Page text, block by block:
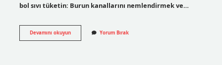
bol sıvı tüketin: Burun kanallarını nemlendirmek ve…
Devamını okuyunHapşırmayı
Kesmek
Yorum Bırak